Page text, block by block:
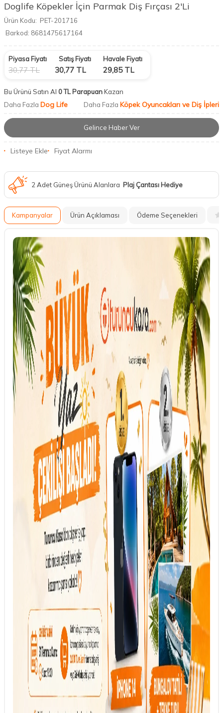
Doglife Köpekler İçin Parmak Diş Fırçası 2'Li
Ürün Kodu: PET-201716
Barkod: 8681475617164
Piyasa Fiyatı
30,77TL
Satış Fiyatı
30,77 TL
Havale Fiyatı
29,85TL
Bu Ürünü Satın Al 0 TL ParapuanKazan
Daha Fazla Dog Life Daha Fazla Köpek Oyuncakları ve Diş İpleri
Gelince Haber Ver
Listeye Ekle Fiyat Alarmı
2 Adet Güneş Ürünü Alanlara Plaj Çantası Hediye
Kampanyalar Ürün Açıklaması Ödeme Seçenekleri